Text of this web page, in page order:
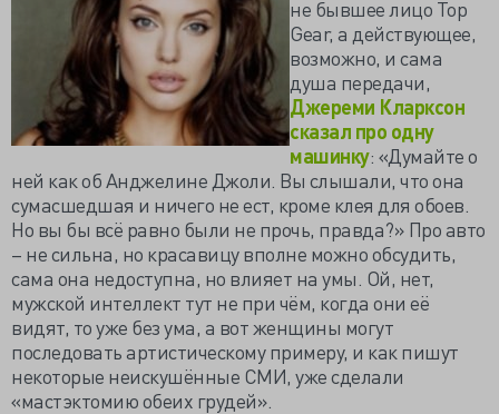
не бывшее лицо Top
Gear, а действующее,
возможно, и сама
душа передачи,
Джереми Кларксон
сказал про одну
машинку: «Думайте о
ней как об Анджелине Джоли. Вы слышали, что она
сумасшедшая и ничего не ест, кроме клея для обоев.
Но вы бы всё равно были не прочь, правда?» Про авто
– не сильна, но красавицу вполне можно обсудить,
сама она недоступна, но влияет на умы. Ой, нет,
мужской интеллект тут не при чём, когда они её
видят, то уже без ума, а вот женщины могут
последовать артистическому примеру, и как пишут
некоторые неискушённые СМИ, уже сделали
«мастэктомию обеих грудей».